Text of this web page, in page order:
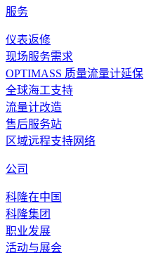
服务
仪表返修
现场服务需求
OPTIMASS 质量流量计延保
全球海工支持
流量计改造
售后服务站
区域远程支持网络
公司
科隆在中国
科隆集团
职业发展
活动与展会